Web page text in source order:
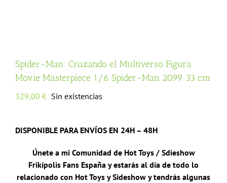
Spider-Man: Cruzando el Multiverso Figura
Movie Masterpiece 1/6 Spider-Man 2099 33 cm
329,00 € Sin existencias
DISPONIBLE PARA ENVÍOS EN 24H – 48H
Únete a mi Comunidad de Hot Toys / Sdieshow
Frikípolis Fans España y estarás al día de todo lo
relacionado con Hot Toys y Sideshow y tendrás algunas